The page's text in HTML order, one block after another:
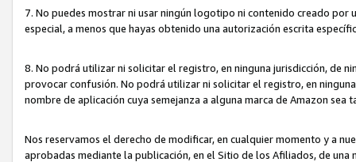
7. No puedes mostrar ni usar ningún logotipo ni contenido creado por
especial, a menos que hayas obtenido una autorización escrita
8. No podrá utilizar ni solicitar el registro, en ninguna jurisdicción, de
provocar confusión. No podrá utilizar ni solicitar el registro, en
nombre de aplicación cuya semejanza a alguna marca de Amazon
Nos reservamos el derecho de modificar, en cualquier momento y a
aprobadas mediante la publicación, en el Sitio de los Afiliados, de